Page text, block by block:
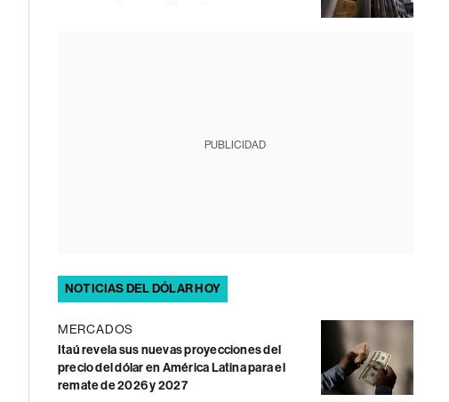
PUBLICIDAD
NOTICIAS DEL DÓLAR HOY
MERCADOS
Itaú revela sus nuevas proyecciones del
precio del dólar en América Latina para el
remate de 2026 y 2027